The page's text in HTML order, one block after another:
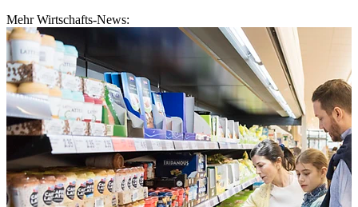
Mehr Wirtschafts-News: